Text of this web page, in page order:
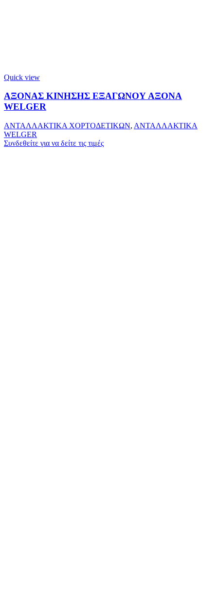
Quick view
ΑΞΟΝΑΣ ΚΙΝΗΣΗΣ ΕΞΑΓΩΝΟΥ ΑΞΟΝΑ
WELGER
ΑΝΤΑΛΛΑΚΤΙΚΑ ΧΟΡΤΟΔΕΤΙΚΩΝ, ΑΝΤΑΛΛΑΚΤΙΚΑ
WELGER
Συνδεθείτε για να δείτε τις τιμές